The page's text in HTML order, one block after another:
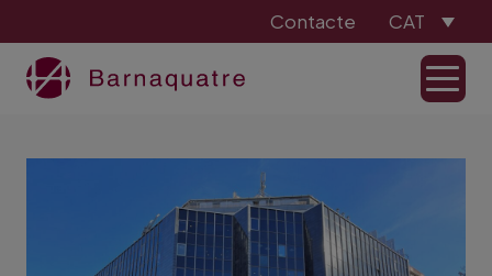
Contacte CAT